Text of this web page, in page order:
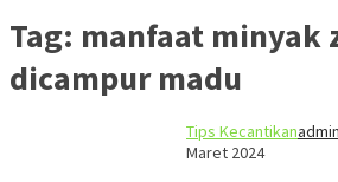
Tag: manfaat minyak
dicampur madu
Tips Kecantikanadmin
Maret 2024